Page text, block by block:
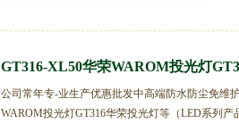
GT316-XL50华荣WAROM投光灯
公司常年专-业生产优惠批发中高端防水防尘免维
WAROM投光灯GT316华荣投光灯等（LED系列产